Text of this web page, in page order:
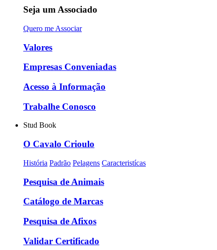
Seja um Associado
Quero me Associar
Valores
Empresas Conveniadas
Acesso à Informação
Trabalhe Conosco
Stud Book
O Cavalo Crioulo
História Padrão Pelagens Caracteristícas
Pesquisa de Animais
Catálogo de Marcas
Pesquisa de Afixos
Validar Certificado